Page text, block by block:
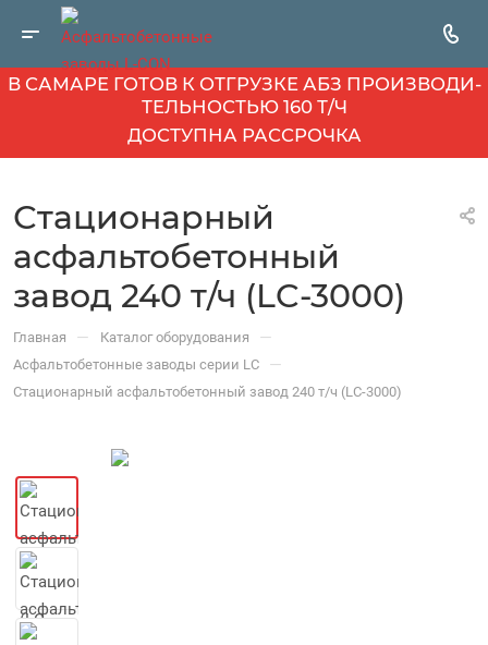
В САМАРЕ ГОТОВ К ОТГРУЗКЕ АБЗ ПРОИЗВОДИ­
ТЕЛЬНОСТЬЮ 160 Т/Ч
ДОСТУПНА РАССРОЧКА
Стационарный
асфальтобетонный
завод 240 т/ч (LC-3000)
Главная — Каталог оборудования —
Асфальтобетонные заводы серии LC —
Стационарный асфальтобетонный завод 240 т/ч (LC-3000)